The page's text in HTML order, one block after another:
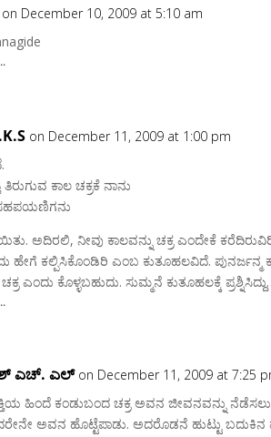
on December 10, 2009 at 5:10 am
on December 11, 2009 at 1:00 pm
ತಿರುಗುವ ಕಾಲ ಚಕ್ರಕೆ ನಾನು
ಸಹಪಯಣಿಗನು
ಅದಿರಲಿ, ನೀವು ಕಾಲವನ್ನು ಚಕ್ರ ಎಂದೇಕೆ
ಹೇಗೆ ಕಲ್ಪಿಸಿಕೊಂಡಿರಿ ಎಂಬ ಕುತೂಹಲವಿದೆ. ಪುನರ್ಜನ್ಮ
ಎಂದು ಕೊಳ್ಳಬಹುದು. ಸುಮ್ಮನೆ ಕುತೂಹಲಕ್ಕೆ
ಎಚ್. ಎಲ್ on December 11, 2009 at 7:25
ಹಿಂದೆ ಕಂಡುಬಂದ ಚಕ್ರ ಅವನ ಜೀವನವನ್ನು
ಅವನ ಹೊಟ್ಟೆಪಾಡು. ಅದರೊಡನೆ ಹುಟ್ಟು ಬದುಕಿನ